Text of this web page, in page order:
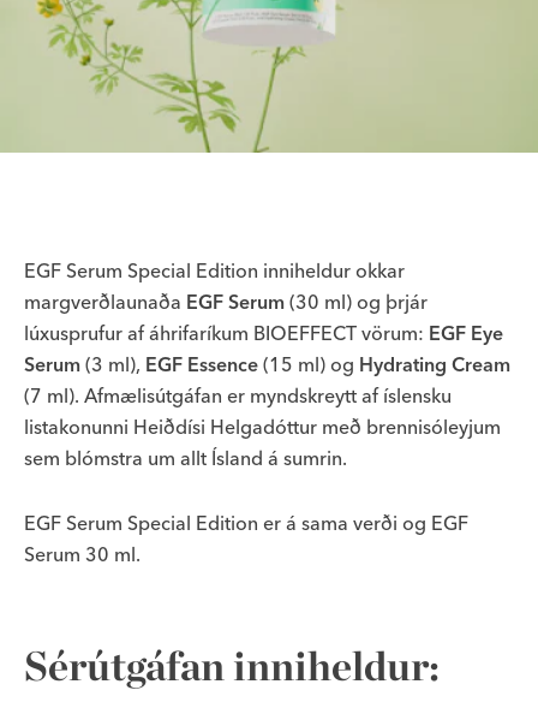
EGF Serum Special Edition inniheldur okkar
margverðlaunaða EGF Serum (30 ml) og þrjár
lúxusprufur af áhrifaríkum BIOEFFECT vörum: EGF Eye
Serum (3 ml), EGF Essence (15 ml) og Hydrating Cream
(7 ml). Afmælisútgáfan er myndskreytt af íslensku
listakonunni Heiðdísi Helgadóttur með brennisóleyjum
sem blómstra um allt Ísland á sumrin.
EGF Serum Special Edition er á sama verði og EGF
Serum 30 ml.
Sérútgáfan inniheldur: